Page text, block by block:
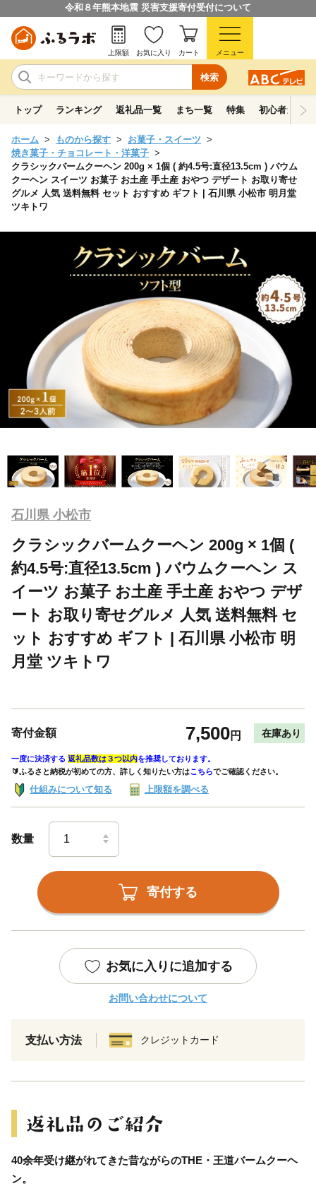
令和８年熊本地震 災害支援寄付受付について
検索
上限額 お気に入り カート メニュー
トップ ランキング 返礼品一覧 まち一覧 特集 初心者ガイド
ホーム ものから探す
お菓子・スイーツ
焼き菓子・チョコレート・洋菓子
クラシックバームクーヘン 200g × 1個 ( 約4.5号:直径13.5cm ) バウム
クーヘン スイーツ お菓子 お土産 手土産 おやつ デザート お取り寄せ
グルメ 人気 送料無料 セット おすすめ ギフト | 石川県 小松市 明月堂
ツキトワ
石川県 小松市
クラシックバームクーヘン 200g × 1個 (
約4.5号:直径13.5cm ) バウムクーヘン ス
イーツ お菓子 お土産 手土産 おやつ デザ
ート お取り寄せグルメ 人気 送料無料 セ
ット おすすめ ギフト | 石川県 小松市 明
月堂 ツキトワ
寄付金額 7,500円 在庫あり
一度に決済する 返礼品数は３つ以内を推奨しております。
🔰ふるさと納税が初めての方、詳しく知りたい方はこちらでご確認ください。
仕組みについて知る 上限額を調べる
数量
寄付する
お気に入りに追加する
お問い合わせについて
支払い方法 クレジットカード
40余年受け継がれてきた昔ながらのTHE・王道バームクーヘ
ン。